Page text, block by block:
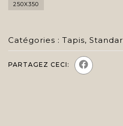
250X350
Catégories : Tapis,
PARTAGEZ CECI: